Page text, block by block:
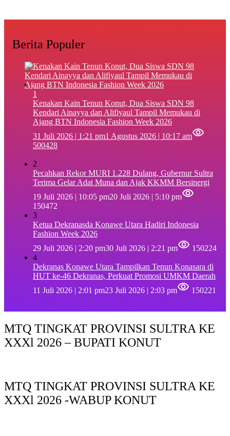
Berita Populer
1
‎Kenakan Kain Tenun Konut, Dua Siswa SDN 98
Kendari Ainayya dan Alifiyaul Tampil Memukau di
Ajang BTN Indonesia Fashion Week 2026
31 Juli 2026 | 1:21 pm1 Agustus 2026 | 10:17 am
500428
2
Pecahkan Rekor MURI 1.228 Dulang, Gubernur Sultra
Terima Gelar Adat Muna dan Ajak KKMM Bersinergi
19 Juli 2026 | 10:05 pm20 Juli 2026 | 5:10 pm
150472
3
Ketua Dekranasda Konawe Utara Hadiri Indonesia
Fashion Week 2026
29 Juli 2026 | 2:20 pm30 Juli 2026 | 2:21 pm
150224
4
Dekranas Konawe Utara Tampilkan Tenun Konasara di
HUT ke-46 Dekranas, Perkuat Promosi UMKM Daerah
11 Juli 2026 | 2:01 pm23 Juli 2026 | 2:03 pm 150221
MTQ TINGKAT PROVINSI SULTRA KE
XXXl 2026 – BUPATI KONUT
MTQ TINGKAT PROVINSI SULTRA KE
XXXl 2026 -WABUP KONUT